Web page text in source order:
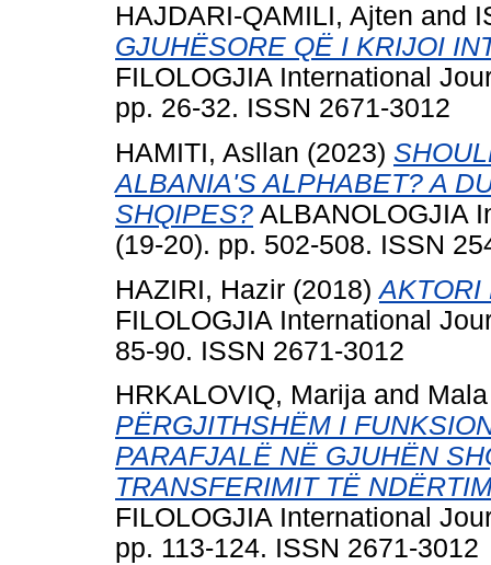
HAJDARI-QAMILI, Ajten and
GJUHËSORE QË I KRIJOI
FILOLOGJIA International
pp. 26-32. ISSN 2671-3012
HAMITI, Asllan (2023)
ALBANIA'S ALPHABET? A
SHQIPES? ALBANOLOGJIA
(19-20). pp. 502-508. ISSN
HAZIRI, Hazir (2018)AKTORI
FILOLOGJIA International
85-90. ISSN 2671-3012
HRKALOVIQ, Marija and
PËRGJITHSHËM I
PARAFJALË NË GJUHËN
TRANSFERIMIT TË
FILOLOGJIA International
pp. 113-124. ISSN 2671-3012